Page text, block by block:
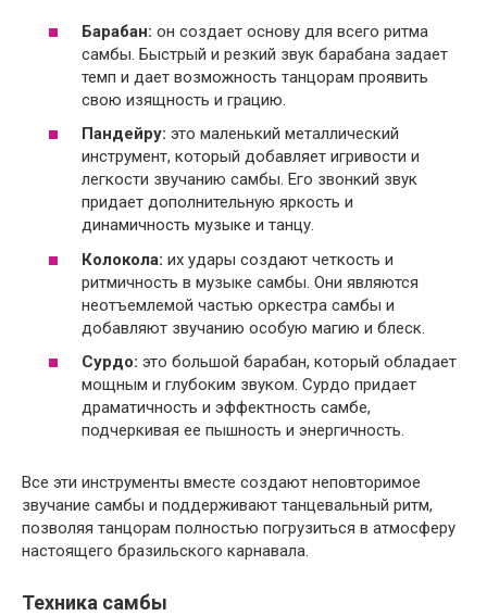
Барабан: он создает основу для всего ритма
самбы. Быстрый и резкий звук барабана задает
темп и дает возможность танцорам проявить
свою изящность и грацию.
Пандейру: это маленький металлический
инструмент, который добавляет игривости и
легкости звучанию самбы. Его звонкий звук
придает дополнительную яркость и
динамичность музыке и танцу.
Колокола: их удары создают четкость и
ритмичность в музыке самбы. Они являются
неотъемлемой частью оркестра самбы и
добавляют звучанию особую магию и блеск.
Сурдо: это большой барабан, который обладает
мощным и глубоким звуком. Сурдо придает
драматичность и эффектность самбе,
подчеркивая ее пышность и энергичность.
Все эти инструменты вместе создают неповторимое
звучание самбы и поддерживают танцевальный ритм,
позволяя танцорам полностью погрузиться в атмосферу
настоящего бразильского карнавала.
Техника самбы